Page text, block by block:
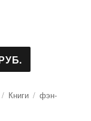
Рубрики
Книги Метки
фэн-